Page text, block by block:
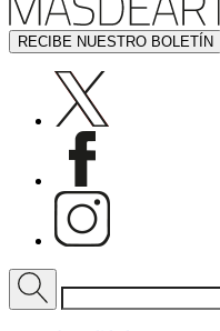
RECIBE NUESTRO BOLETÍN